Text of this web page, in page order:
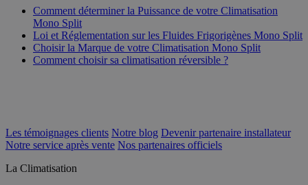
Comment déterminer la Puissance de votre Climatisation
Mono Split
Loi et Réglementation sur les Fluides Frigorigènes Mono Split
Choisir la Marque de votre Climatisation Mono Split
Comment choisir sa climatisation réversible ?
Les témoignages clients Notre blog Devenir partenaire installateur
Notre service après vente Nos partenaires officiels
La Climatisation